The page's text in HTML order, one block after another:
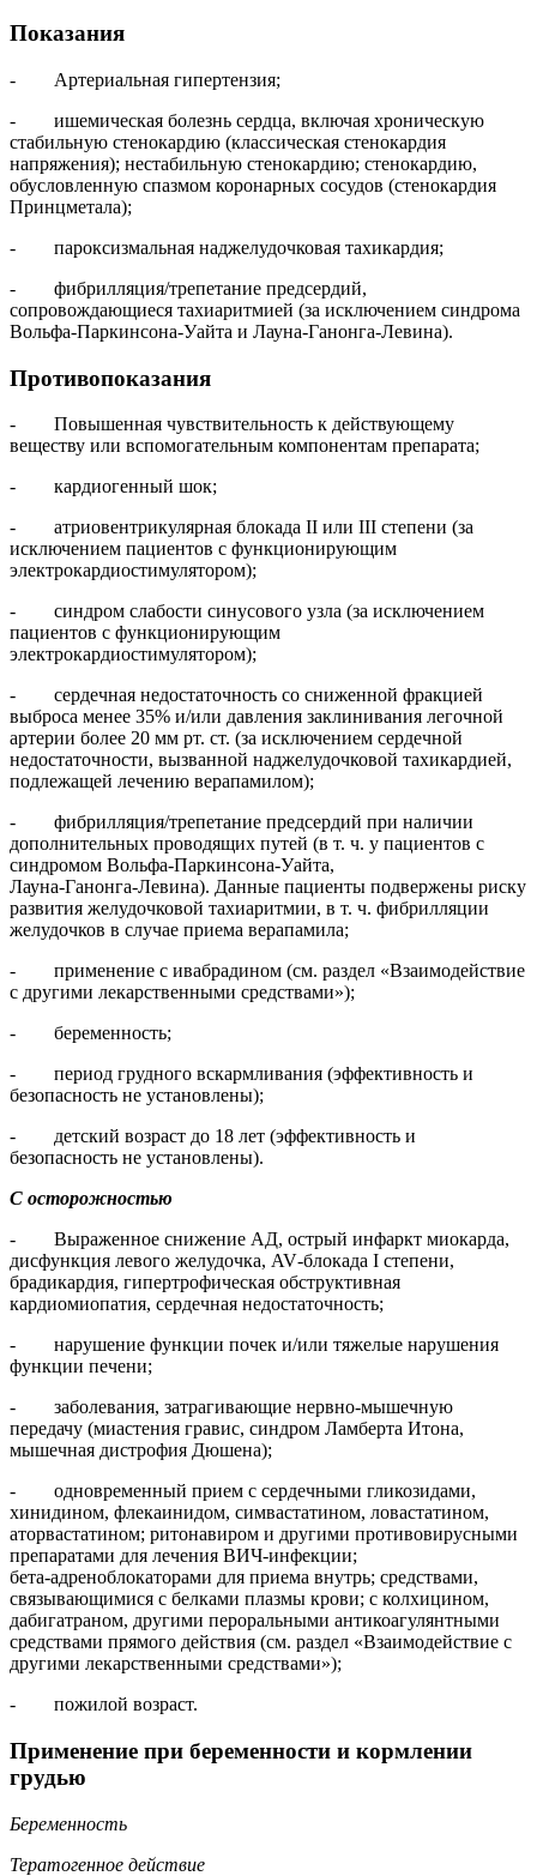
Показания
- Артериальная гипертензия;
- ишемическая болезнь сердца, включая хроническую
стабильную стенокардию (классическая стенокардия
напряжения); нестабильную стенокардию; стенокардию,
обусловленную спазмом коронарных сосудов (стенокардия
Принцметала);
- пароксизмальная наджелудочковая тахикардия;
- фибрилляция/трепетание предсердий,
сопровождающиеся тахиаритмией (за исключением синдрома
Вольфа‑Паркинсона‑Уайта и Лауна‑Ганонга‑Левина).
Противопоказания
- Повышенная чувствительность к действующему
веществу или вспомогательным компонентам препарата;
- кардиогенный шок;
- атриовентрикулярная блокада II или III степени (за
исключением пациентов с функционирующим
электрокардиостимулятором);
- синдром слабости синусового узла (за исключением
пациентов с функционирующим
электрокардиостимулятором);
- сердечная недостаточность со сниженной фракцией
выброса менее 35% и/или давления заклинивания легочной
артерии более 20 мм рт. ст. (за исключением сердечной
недостаточности, вызванной наджелудочковой тахикардией,
подлежащей лечению верапамилом);
- фибрилляция/трепетание предсердий при наличии
дополнительных проводящих путей (в т. ч. у пациентов с
синдромом Вольфа‑Паркинсона‑Уайта,
Лауна‑Ганонга‑Левина). Данные пациенты подвержены риску
развития желудочковой тахиаритмии, в т. ч. фибрилляции
желудочков в случае приема верапамила;
- применение с ивабрадином (см. раздел «Взаимодействие
с другими лекарственными средствами»);
- беременность;
- период грудного вскармливания (эффективность и
безопасность не установлены);
- детский возраст до 18 лет (эффективность и
безопасность не установлены).
С осторожностью
- Выраженное снижение АД, острый инфаркт миокарда,
дисфункция левого желудочка, AV‑блокада I степени,
брадикардия, гипертрофическая обструктивная
кардиомиопатия, сердечная недостаточность;
- нарушение функции почек и/или тяжелые нарушения
функции печени;
- заболевания, затрагивающие нервно‑мышечную
передачу (миастения гравис, синдром Ламберта Итона,
мышечная дистрофия Дюшена);
- одновременный прием с сердечными гликозидами,
хинидином, флекаинидом, симвастатином, ловастатином,
аторвастатином; ритонавиром и другими противовирусными
препаратами для лечения ВИЧ‑инфекции;
бета‑адреноблокаторами для приема внутрь; средствами,
связывающимися с белками плазмы крови; с колхицином,
дабигатраном, другими пероральными антикоагулянтными
средствами прямого действия (см. раздел «Взаимодействие с
другими лекарственными средствами»);
- пожилой возраст.
Применение при беременности и кормлении
грудью
Беременность
Тератогенное действие